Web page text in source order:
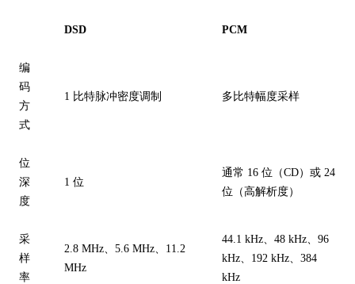
DSD PCM
编
码
方
式
1 比特脉冲密度调制 多比特幅度采样
位
深
度
1 位
通常 16 位（CD）或 24
位（高解析度）
采
样
率
2.8 MHz、5.6 MHz、11.2
MHz
44.1 kHz、48 kHz、96
kHz、192 kHz、384
kHz